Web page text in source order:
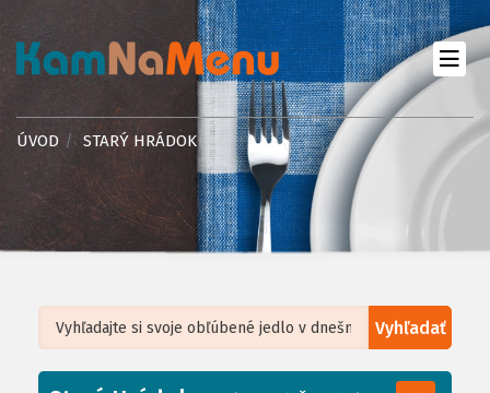
ÚVOD STARÝ HRÁDOK
Vyhľadať
Leaflet| ©OpenStreetMap, Tiles courtesy ofHumanitarian OpenStreetMap